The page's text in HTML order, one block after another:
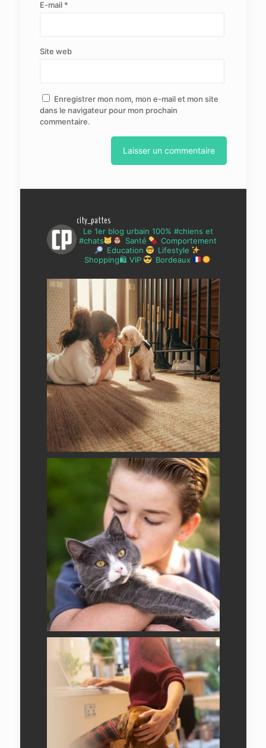
E-mail *
Site web
Enregistrer mon nom, mon e-mail et mon site
dans le navigateur pour mon prochain
commentaire.
city_pattes
Le 1er blog urbain 100% #chiens et
#chats
Santé
Comportement
Education
Lifestyle
Shopping🛍 VIP
Bordeaux